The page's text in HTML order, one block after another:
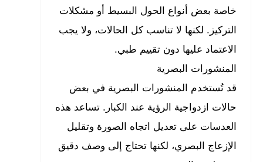
خاصة بعض أنواع الحول البسيط أو مشكلات
التركيز. لكنها لا تناسب كل الحالات، ولا يجب
الاعتماد عليها دون تقييم طبي.
المنشورات البصرية
قد تُستخدم المنشورات البصرية في بعض
حالات ازدواجية الرؤية عند الكبار. تساعد هذه
العدسات على تعديل اتجاه الصورة وتقليل
الإزعاج البصري، لكنها تحتاج إلى وصف دقيق